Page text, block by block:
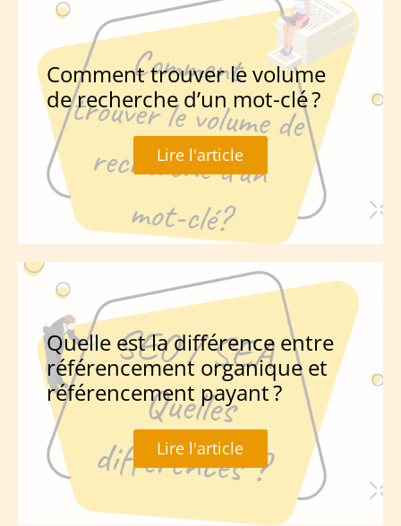
Comment trouver le volume
de recherche d’un mot-clé ?
Lire l'article
Quelle est la différence entre
référencement organique et
référencement payant ?
Lire l'article